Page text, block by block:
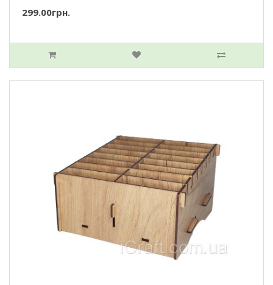
299.00грн.